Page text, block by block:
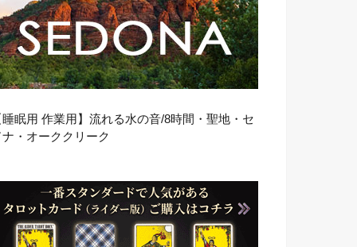
睡眠用 作業用】流れる水の音/8時間・聖地・セ
ナ・オーククリーク